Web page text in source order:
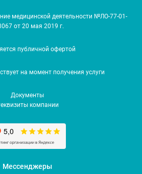
медицинской деятельности №ЛО-77-01-
от 20 мая 2019 г.
публичной офертой
на момент получения услуги
Документы
компании
Мессенджеры